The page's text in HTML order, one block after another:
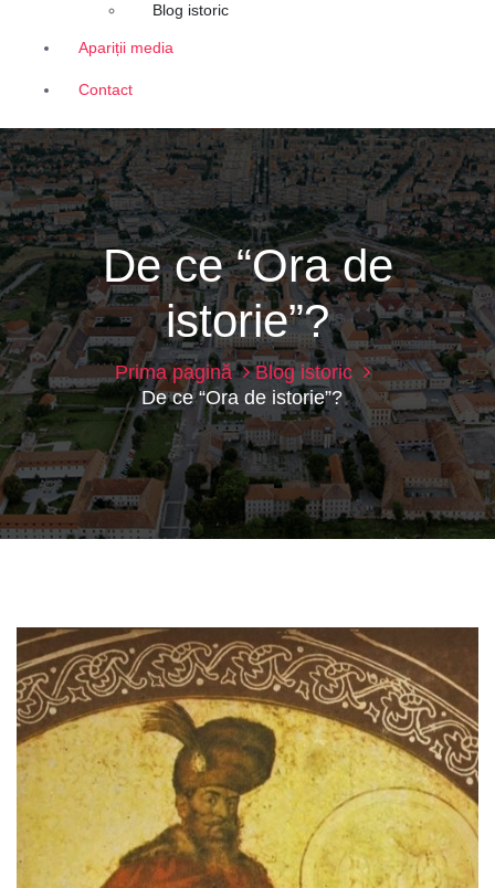
Blog istoric
Apariții media
Contact
De ce “Ora de
istorie”?
Prima pagină
Blog istoric
De ce “Ora de istorie”?